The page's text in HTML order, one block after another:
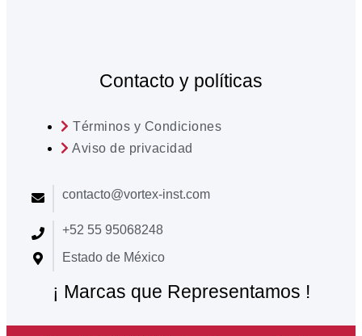
Contacto y políticas
Términos y Condiciones
Aviso de privacidad
contacto@vortex-inst.com
+52 55 95068248
Estado de México
¡ Marcas que Representamos !